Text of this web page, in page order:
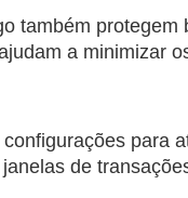
também protegem
a minimizar
para
de